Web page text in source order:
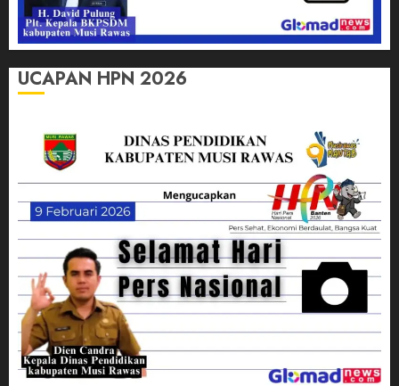
UCAPAN HPN 2026